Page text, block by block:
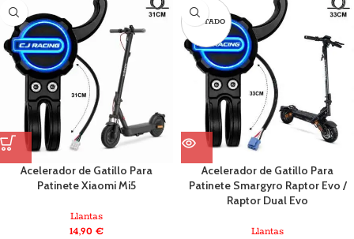
Acelerador de Gatillo Para
Patinete Xiaomi Mi5
Llantas
14,90 €
AGOTADO
Acelerador de Gatillo Para
Patinete Smargyro Raptor Evo /
Raptor Dual Evo
Llantas